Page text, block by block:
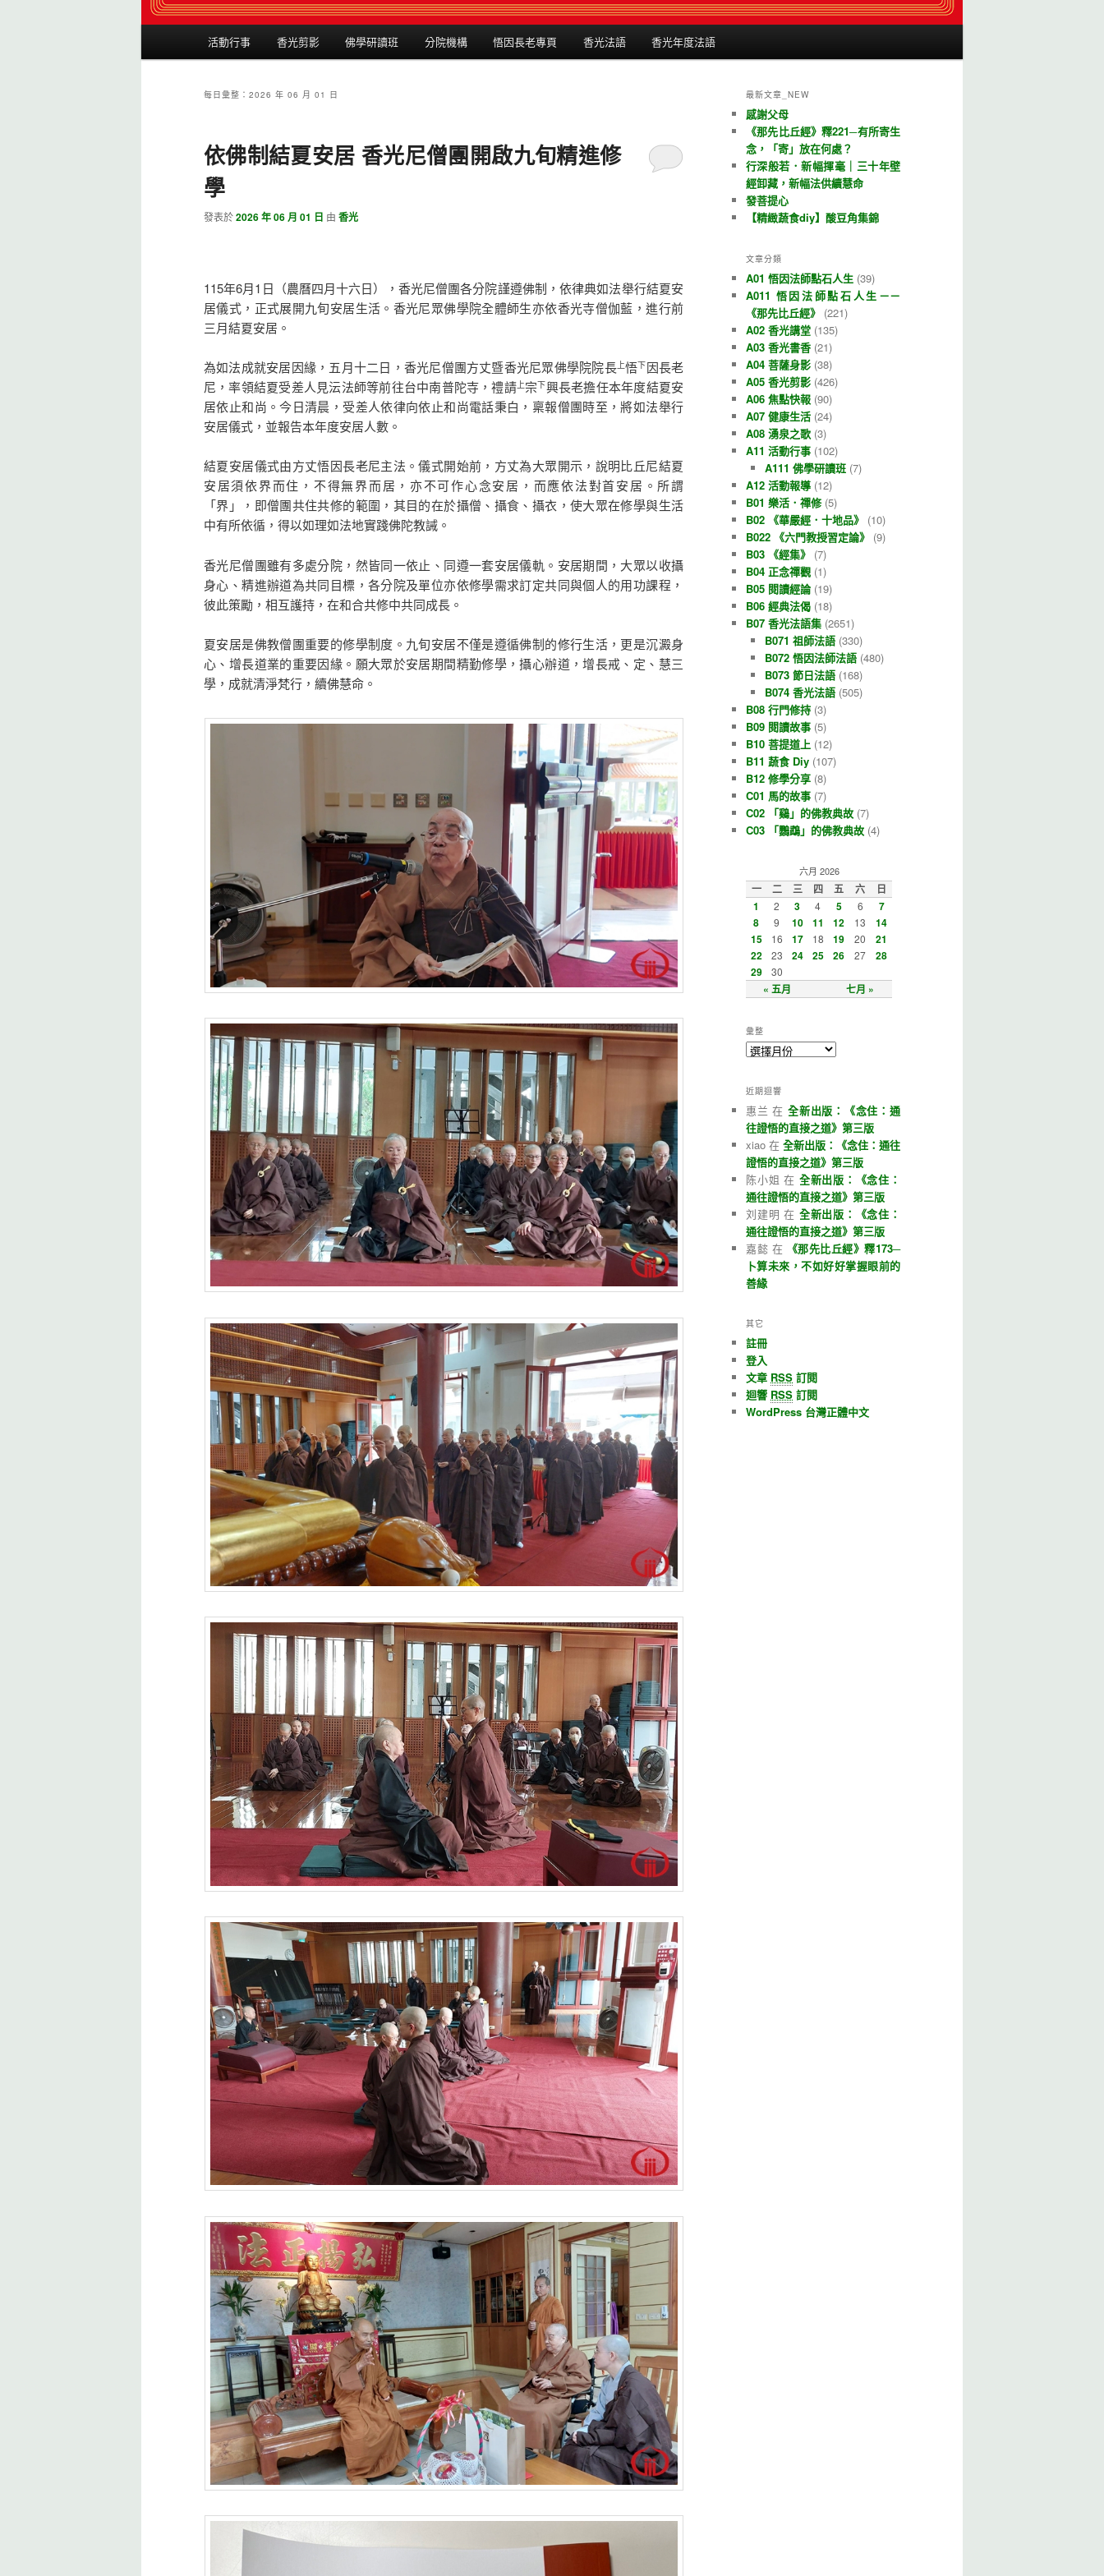
跳到主內容
跳到第二內容
活動行事 香光剪影 佛學研讀班 分院機構 悟因長老專頁 香光法語 香光年度法語
每日彙整： 2026 年 06 月 01 日
依佛制結夏安居 香光尼僧團開啟九旬精進修
學
發表於2026 年 06 月 01 日 由 香光
115年6月1日（農曆四月十六日），香光尼僧團各分院謹遵佛制，依律典如法舉行結夏安
居儀式，正式展開九旬安居生活。香光尼眾佛學院全體師生亦依香光寺僧伽藍，進行前
三月結夏安居。
為如法成就安居因緣，五月十二日，香光尼僧團方丈暨香光尼眾佛學院院長 上悟下因長老
尼，率領結夏受差人見沄法師等前往台中南普陀寺，禮請上宗下興長老擔任本年度結夏安
居依止和尚。今日清晨，受差人依律向依止和尚電話秉白，稟報僧團時至，將如法舉行
安居儀式，並報告本年度安居人數。
結夏安居儀式由方丈悟因長老尼主法。儀式開始前，方丈為大眾開示，說明比丘尼結夏
安居須依界而住，不得無界而居，亦不可作心念安居，而應依法對首安居。所謂
「界」，即僧團共住共修的範圍，其目的在於攝僧、攝食、攝衣，使大眾在修學與生活
中有所依循，得以如理如法地實踐佛陀教誡。
香光尼僧團雖有多處分院，然皆同一依止、同遵一套安居儀軌。安居期間，大眾以收攝
身心、精進辦道為共同目標，各分院及單位亦依修學需求訂定共同與個人的用功課程，
彼此策勵，相互護持，在和合共修中共同成長。
夏安居是佛教僧團重要的修學制度。九旬安居不僅是遵循佛制的修行生活，更是沉澱身
心、增長道業的重要因緣。願大眾於安居期間精勤修學，攝心辦道，增長戒、定、慧三
學，成就清淨梵行，續佛慧命。
最新文章_NEW
感謝父母
《那先比丘經》釋221─有所寄生
念，「寄」放在何處？
行深般若．新幅揮毫｜三十年壁
經卸藏，新幅法供續慧命
發菩提心
【精緻蔬食diy】酸豆角集錦
文章分類
A01 悟因法師點石人生 (39)
A011 悟因法師點石人生－－
《那先比丘經》 (221)
A02 香光講堂 (135)
A03 香光書香 (21)
A04 菩薩身影 (38)
A05 香光剪影 (426)
A06 焦點快報 (90)
A07 健康生活 (24)
A08 湧泉之歌 (3)
A11 活動行事 (102)
A111 佛學研讀班(7)
A12 活動報導 (12)
B01 樂活．禪修(5)
B02 《華嚴經．十地品》 (10)
B022 《六門教授習定論》 (9)
B03 《經集》 (7)
B04 正念禪觀 (1)
B05 閱讀經論 (19)
B06 經典法偈 (18)
B07 香光法語集 (2651)
B071 祖師法語(330)
B072 悟因法師法語(480)
B073 節日法語(168)
B074 香光法語(505)
B08 行門修持 (3)
B09 閱讀故事 (5)
B10 菩提道上 (12)
B11 蔬食 Diy (107)
B12 修學分享 (8)
C01 馬的故事 (7)
C02 「鷄」的佛教典故 (7)
C03 「鸚鵡」的佛教典故 (4)
六月 2026
一 二 三 四 五 六 日
« 五月 七月 »
1 2 3 4 5 6
7
8
9 10 11 12 13
14
15
16 17 18 19 20
21
22
23 24 25 26 27
28
29
30
彙整
近期迴響
惠兰 在 全新出版：《念住：通
往證悟的直接之道》第三版
xiao 在 全新出版：《念住：通往
證悟的直接之道》第三版
陈小姐 在 全新出版：《念住：
通往證悟的直接之道》第三版
刘建明 在 全新出版：《念住：
通往證悟的直接之道》第三版
嘉懿 在
《那先比丘經》釋173─
卜算未來，不如好好掌握眼前的
善緣
其它
註冊
登入
文章 RSS 訂閱
迴響 RSS 訂閱
WordPress 台灣正體中文